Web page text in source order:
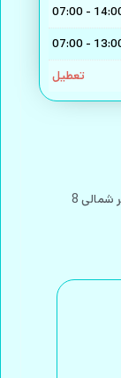
14:00 -
13:00 -
تعطیل
شمالی 8